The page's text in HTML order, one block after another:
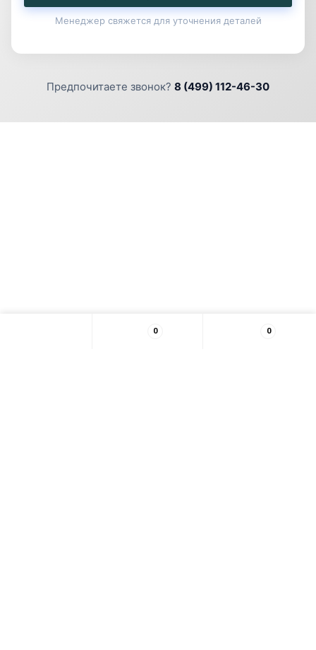
Менеджер свяжется для уточнения деталей
Предпочитаете звонок? 8 (499) 112-46-30
0 0